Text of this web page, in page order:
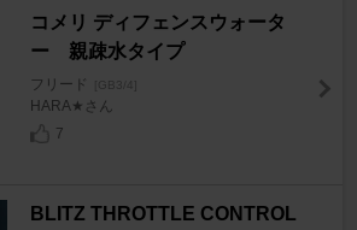
コメリ ディフェンスウォータ
ー 親疎水タイプ
フリード [GB3/4]
HARA★さん
7
BLITZ THROTTLE CONTROL